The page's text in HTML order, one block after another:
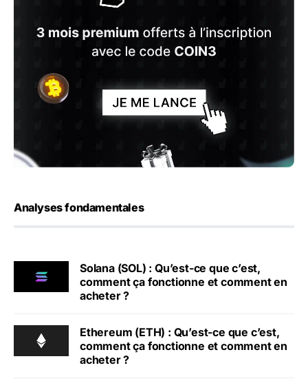
Analyses fondamentales
Solana (SOL) : Qu’est-ce que c’est,
comment ça fonctionne et comment en
acheter ?
Ethereum (ETH) : Qu’est-ce que c’est,
comment ça fonctionne et comment en
acheter ?